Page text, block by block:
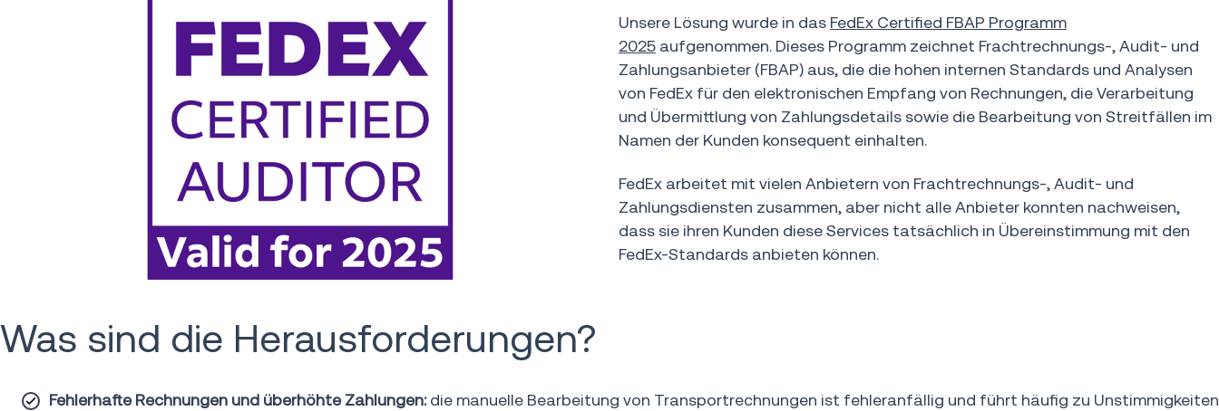
Unsere Lösung wurde in das FedEx Certified FBAP Programm
2025aufgenommen. Dieses Programm zeichnet Frachtrechnungs-, Audit- und
Zahlungsanbieter (FBAP) aus, die die hohen internen Standards und Analysen
von FedEx für den elektronischen Empfang von Rechnungen, die Verarbeitung
und Übermittlung von Zahlungsdetails sowie die Bearbeitung von Streitfällen im
Namen der Kunden konsequent einhalten.
FedEx arbeitet mit vielen Anbietern von Frachtrechnungs-, Audit- und
Zahlungsdiensten zusammen, aber nicht alle Anbieter konnten nachweisen,
dass sie ihren Kunden diese Services tatsächlich in Übereinstimmung mit den
FedEx-Standards anbieten können.
Was sind die Herausforderungen?
Fehlerhafte Rechnungen und überhöhte Zahlungen:die manuelle Bearbeitung von Transportrechnungen ist fehleranfällig und führt häufig zu Unstimmigkeiten